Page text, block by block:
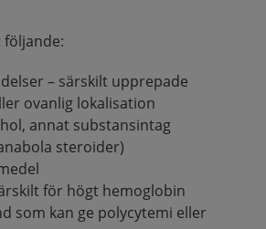
följande:
– särskilt upprepade
ovanlig lokalisation
annat substansintag
steroider)
för högt hemoglobin
som kan ge polycytemi eller